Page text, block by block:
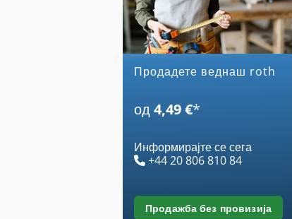
Продадете веднаш roth
од4,49 €*
Информирајте се сега
+44 20 806 810 84
продажба без провизија